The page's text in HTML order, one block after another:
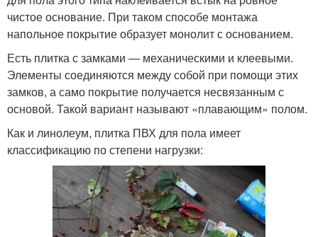
чистое основание. При таком способе монтажа
напольное покрытие образует монолит с основанием.
Есть плитка с замками — механическими и клеевыми.
Элементы соединяются между собой при помощи этих
замков, а само покрытие получается несвязанным с
основой. Такой вариант называют «плавающим» полом.
Как и линолеум, плитка ПВХ для пола имеет
классификацию по степени нагрузки: